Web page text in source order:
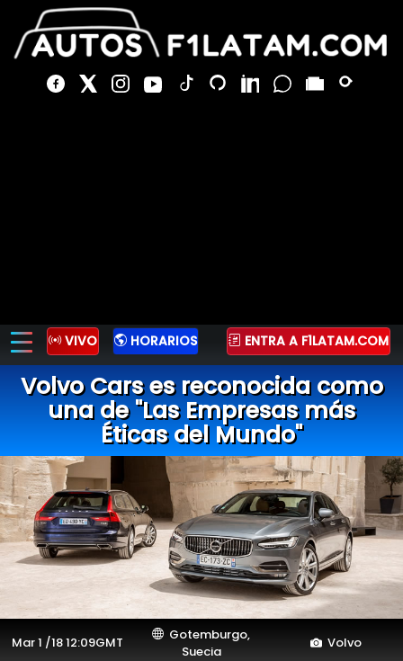
VIVO HORARIOS ENTRA A F1LATAM.COM
Volvo Cars es reconocida como
una de "Las Empresas más
Éticas del Mundo"
Mar 1 /18 12:09GMT
Gotemburgo,
Suecia
Volvo